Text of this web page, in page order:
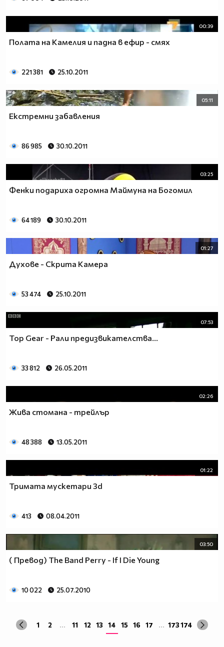
00:39
Полата на Камелия и падна в ефир - смях
221 381 25.10.2011
05:11
Екстремни забавления
86 985 30.10.2011
03:25
Фенки подариха огромна Маймуна на Богомил
64 189 30.10.2011
01:27
Духове - Скрита Камера
53 474 25.10.2011
07:53
Top Gear - Рали предизвикателства...
33 812 26.05.2011
02:26
Жива стомана - трейлър
48 388 13.05.2011
01:22
Тримата мускетари 3d
413 08.04.2011
03:50
( Превод) The Band Perry - If I Die Young
10 022 25.07.2010
1 2 ... 11 12 13 14 15 16 17 ... 173174